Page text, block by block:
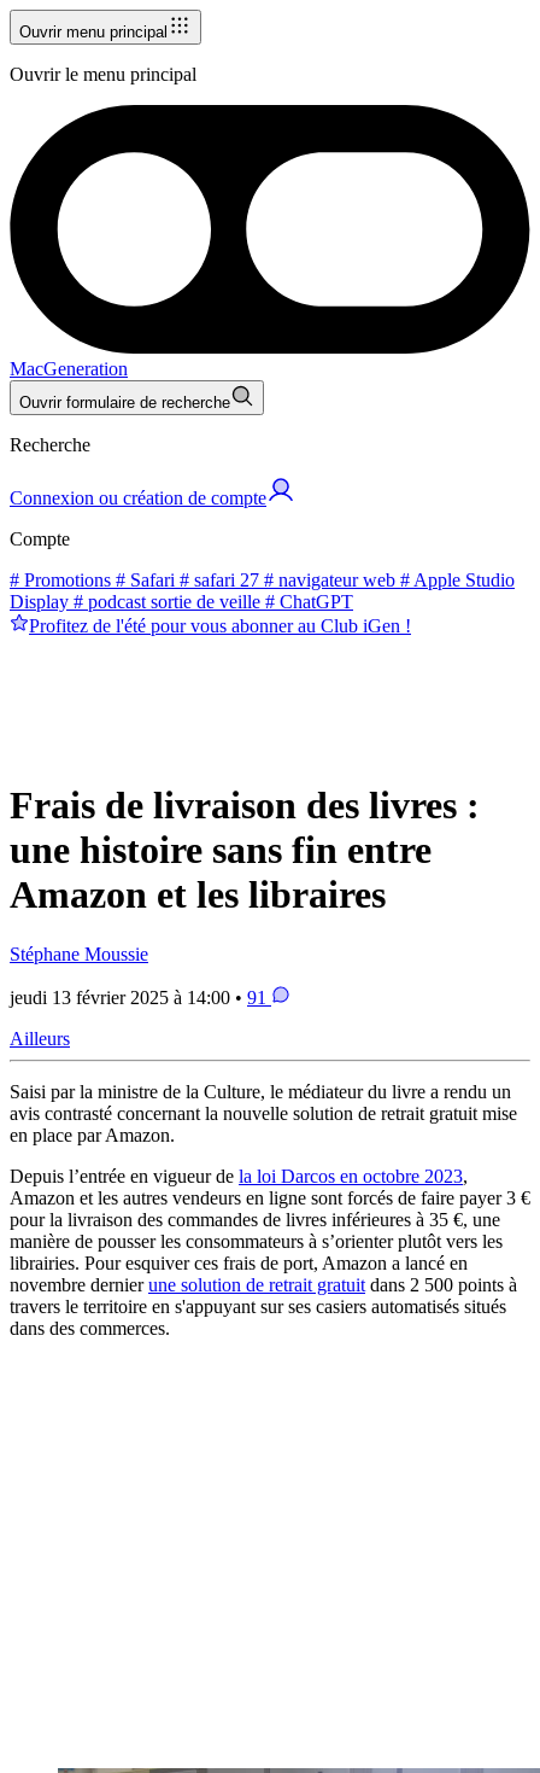
Ouvrir menu principal
Ouvrir le menu principal
MacGeneration
Ouvrir formulaire de recherche
Recherche
Connexion ou création de compte
Compte
# Promotions # Safari # safari 27 # navigateur web # Apple Studio
Display # podcast sortie de veille # ChatGPT
Profitez de l'été pour vous abonner au Club iGen !
Frais de livraison des livres :
une histoire sans fin entre
Amazon et les libraires
Stéphane Moussie
jeudi 13 février 2025 à 14:00 • 91
Ailleurs
Saisi par la ministre de la Culture, le médiateur du livre a rendu un
avis contrasté concernant la nouvelle solution de retrait gratuit mise
en place par Amazon.
Depuis l’entrée en vigueur de la loi Darcos en octobre 2023,
Amazon et les autres vendeurs en ligne sont forcés de faire payer 3 €
pour la livraison des commandes de livres inférieures à 35 €, une
manière de pousser les consommateurs à s’orienter plutôt vers les
librairies. Pour esquiver ces frais de port, Amazon a lancé en
novembre dernierune solution de retrait gratuit dans 2 500 points à
travers le territoire en s'appuyant sur ses casiers automatisés situés
dans des commerces.